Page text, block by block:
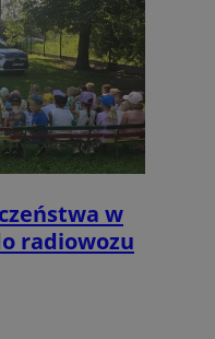
w
radiowozu